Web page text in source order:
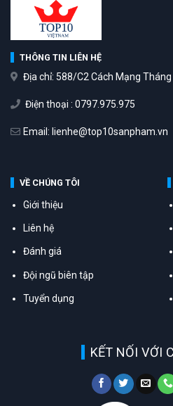
THÔNG TIN LIÊN HỆ
Địa chỉ: 588/C2 Cách Mạng Tháng
Điện thoại : 0797.975.975
Email: lienhe@top10sanpham.vn
VỀ CHÚNG TÔI
Giới thiệu
Liên hệ
Đánh giá
Đội ngũ biên tập
Tuyển dụng
KẾT NỐI VỚI